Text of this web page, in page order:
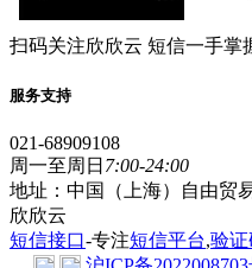
扫码关注欣欣云 短信一手掌
服务支持
021-68909108
周一至周日 7:00-24:00
地址：中国（上海）自由贸
欣欣云
短信接口-专注短信平台,验